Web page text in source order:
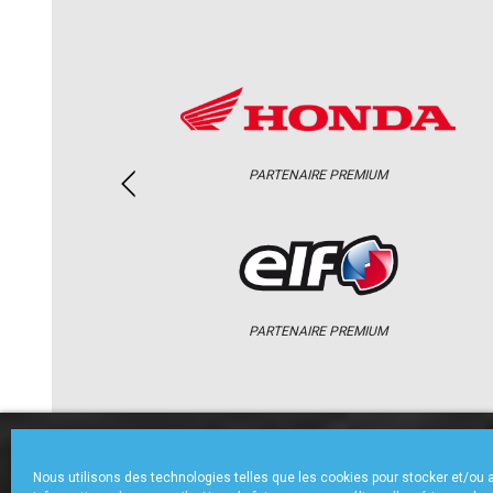
Nous utilisons des technologies telles que les cookies pour stocker et/ou
PARTENAIRE PREMIUM
PARTENAIRE PREMIUM
ACCUEIL CHAMPIONNAT